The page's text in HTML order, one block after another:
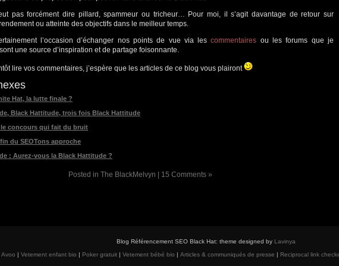
pas forcément dire pillard, spammeur ou tricheur… Pour moi, il s’agit davantage de retour sur
ou atteinte des objectifs dans le meilleur temps.
l’occasion d’échanger nos points de vue via lescommentaires ou les forums que je
une source d’inspiration et de partage foisonnante.
lire vos commentaires, j’espère que les articles de ce blog vous plairont
Hat, la lutte finale ?
Black Hattitude, trois fois Black Hattitude
concours qui fait du bruit
du SEOTons approche
: Aurez-vous la Black Hattitude ?
Posted in The BlackMelvyn 15 Comments »
Blog Référencement SEO Black Hat: theme designed by Lavinya
Avoo | Vetement enfant bio | Poker gratuit | Vetement bébé bio | Articles & communiqués de presse | Reciprocal link